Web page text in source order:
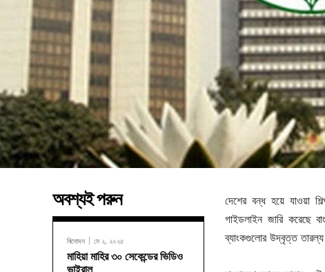
অবশ্যই পরুন
বিনোদন মে ২, ২০২৫
মাহিয়া মাহির ৩০ সেকেন্ডের ভিডিও
দেশের বন্ধ হয়ে যাওয়া
গাইডলাইন জারি করেছে
ব্যাংকগুলোর উদ্বৃত্ত